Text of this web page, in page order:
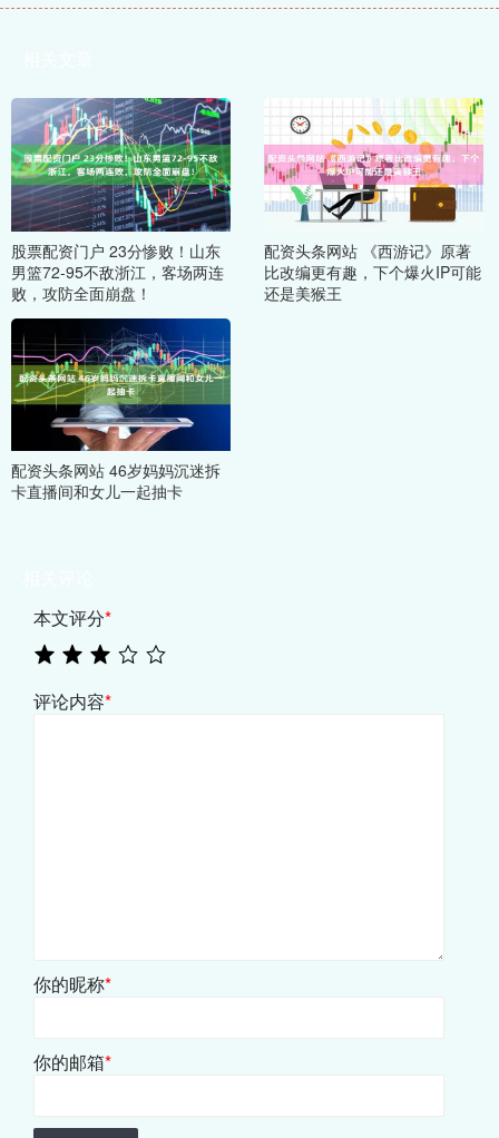
股票配资门户 23分惨败！山东
男篮72-95不敌浙江，客场两连
败，攻防全面崩盘！
配资头条网站 《西游记》原著
比改编更有趣，下个爆火IP可能
还是美猴王
配资头条网站 46岁妈妈沉迷拆
卡直播间和女儿一起抽卡
本文评分*
评论内容*
你的昵称*
你的邮箱*